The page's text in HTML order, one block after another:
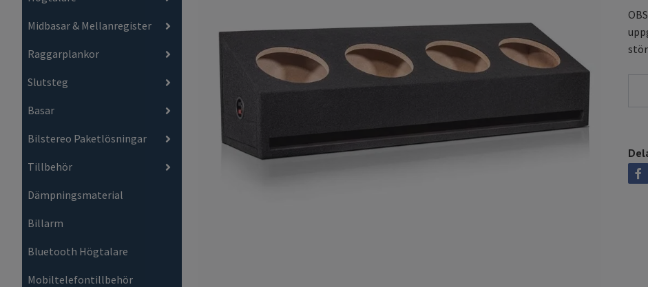
Midbasar & Mellanregister
Raggarplankor
Slutsteg
Basar
Bilstereo Paketlösningar
Tillbehör
Dämpningsmaterial
Billarm
Bluetooth Högtalare
Mobiltelefontillbehör